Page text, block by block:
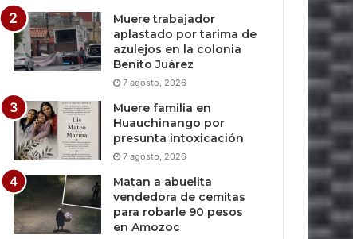
Muere trabajador
aplastado por tarima de
azulejos en la colonia
Benito Juárez
7 agosto, 2026
Muere familia en
Huauchinango por
presunta intoxicación
7 agosto, 2026
Matan a abuelita
vendedora de cemitas
para robarle 90 pesos
en Amozoc